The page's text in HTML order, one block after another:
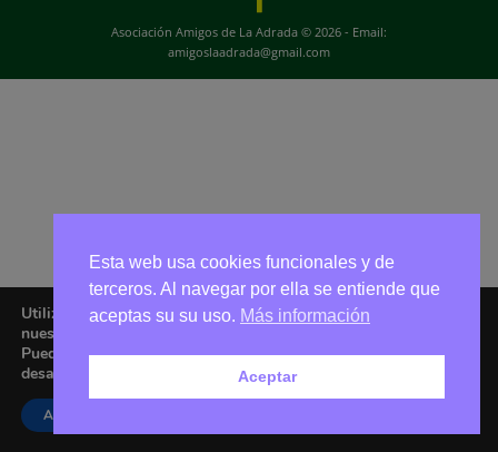
Asociación Amigos de La Adrada © 2026 - Email:
amigoslaadrada@gmail.com
Utilizamos cookies para ofrecerte la mejor experiencia en
nuestra web.
Puedes aprender más sobre qué cookies utilizamos o
desactivarlas en los
Aceptar
Esta web usa cookies funcionales y de
terceros. Al navegar por ella se entiende que
aceptas su su uso. Más información
Aceptar